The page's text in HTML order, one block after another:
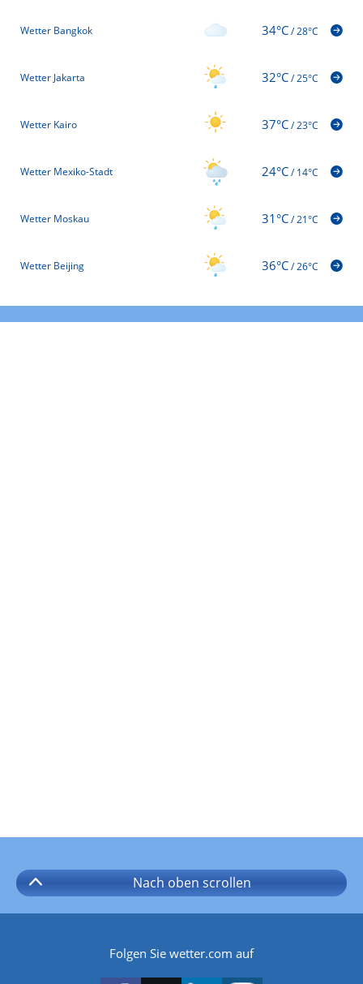
Wetter Bangkok 34°C/28°C
Wetter Jakarta 32°C/25°C
Wetter Kairo 37°C/23°C
Wetter Mexiko-Stadt 24°C/14°C
Wetter Moskau 31°C/21°C
Wetter Beijing 36°C/26°C
Nach oben scrollen
Folgen Sie wetter.com auf